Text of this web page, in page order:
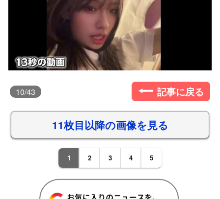
10/43 記事に戻る
11枚目以降の画像を見る
1 2 3 4 5